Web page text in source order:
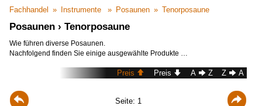
Fachhandel » Instrumente » Posaunen » Tenorposaune
Posaunen › Tenorposaune
Wie führen diverse Posaunen.
Nachfolgend finden Sie einige ausgewählte Produkte …
Preis Preis A Z Z A
Seite: 1